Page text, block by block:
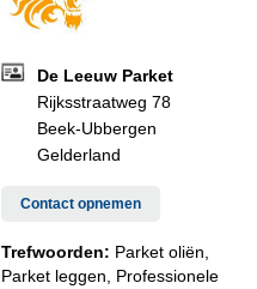
De Leeuw Parket
Rijksstraatweg 78
Beek-Ubbergen
Gelderland
Contact opnemen
Trefwoorden: Parket oliën,
Parket leggen, Professionele